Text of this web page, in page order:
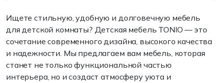
Ищете стильную, удобную и долговечную мебель
для детской комнаты? Детская мебель TONIO — это
сочетание современного дизайна, высокого качества
и надежности. Мы предлагаем вам мебель, которая
станет не только функциональной частью
интерьера, но и создаст атмосферу уюта и